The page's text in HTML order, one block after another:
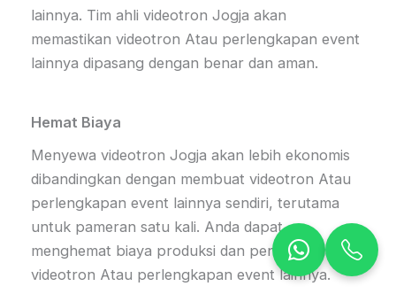
lainnya. Tim ahli videotron Jogja akan
memastikan videotron Atau perlengkapan event
lainnya dipasang dengan benar dan aman.
Hemat Biaya
Menyewa videotron Jogja akan lebih ekonomis
dibandingkan dengan membuat videotron Atau
perlengkapan event lainnya sendiri, terutama
untuk pameran satu kali. Anda dapat
menghemat biaya produksi dan penyimpanan
videotron Atau perlengkapan event lainnya.